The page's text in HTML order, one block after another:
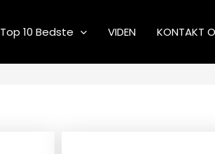
Top 10 Bedste VIDEN KONTAKT